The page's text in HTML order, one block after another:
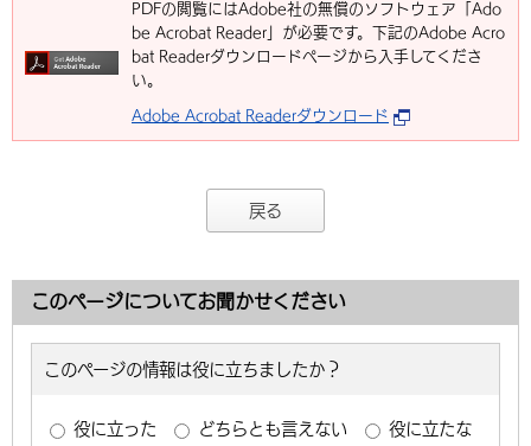
PDFの閲覧にはAdobe社の無償のソフトウェア「Ado
be Acrobat Reader」が必要です。下記のAdobe Acro
bat Readerダウンロードページから入手してくださ
い。
Adobe Acrobat Readerダウンロード
戻る
このページについてお聞かせください